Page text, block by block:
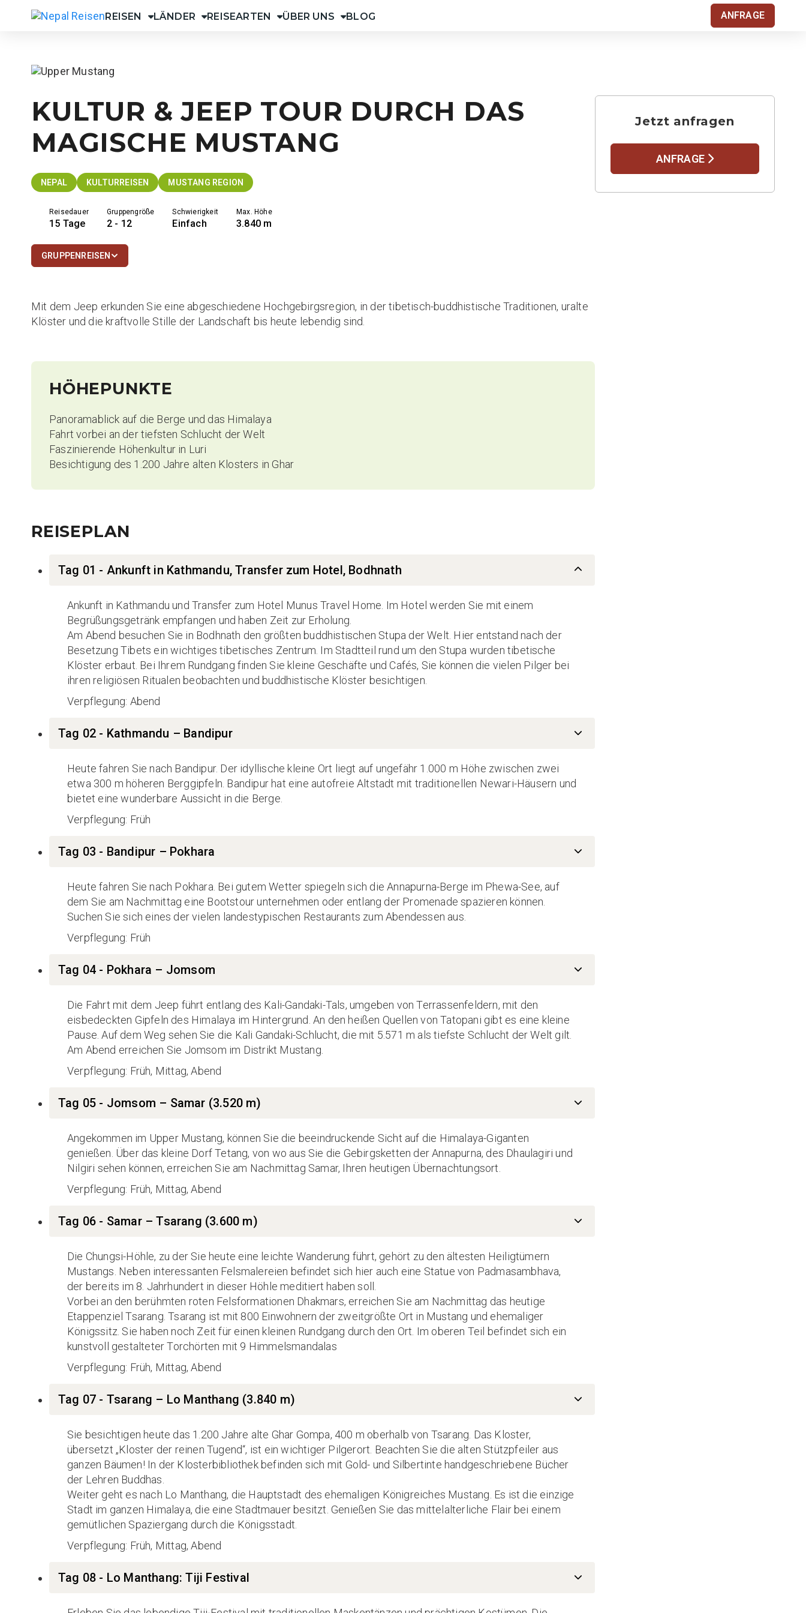
REISEN LÄNDER REISEARTEN ÜBER UNS BLOG ANFRAGE
KULTUR & JEEP TOUR DURCH DAS
MAGISCHE MUSTANG
NEPAL KULTURREISEN MUSTANG REGION
Reisedauer
15 Tage
Gruppengröße
2 - 12
Schwierigkeit
Einfach
Max. Höhe
3.840 m
GRUPPENREISEN
Mit dem Jeep erkunden Sie eine abgeschiedene Hochgebirgsregion, in der tibetisch-buddhistische Traditionen, uralte
Klöster und die kraftvolle Stille der Landschaft bis heute lebendig sind.
HÖHEPUNKTE
Panoramablick auf die Berge und das Himalaya
Fahrt vorbei an der tiefsten Schlucht der Welt
Faszinierende Höhenkultur in Luri
Besichtigung des 1.200 Jahre alten Klosters in Ghar
REISEPLAN
Tag 01 - Ankunft in Kathmandu, Transfer zum Hotel, Bodhnath
Ankunft in Kathmandu und Transfer zum Hotel Munus Travel Home. Im Hotel werden Sie mit einem
Begrüßungsgetränk empfangen und haben Zeit zur Erholung.
Am Abend besuchen Sie in Bodhnath den größten buddhistischen Stupa der Welt. Hier entstand nach der
Besetzung Tibets ein wichtiges tibetisches Zentrum. Im Stadtteil rund um den Stupa wurden tibetische
Klöster erbaut. Bei Ihrem Rundgang finden Sie kleine Geschäfte und Cafés, Sie können die vielen Pilger bei
ihren religiösen Ritualen beobachten und buddhistische Klöster besichtigen.
Verpflegung: Abend
Tag 02 - Kathmandu – Bandipur
Heute fahren Sie nach Bandipur. Der idyllische kleine Ort liegt auf ungefähr 1.000 m Höhe zwischen zwei
etwa 300 m höheren Berggipfeln. Bandipur hat eine autofreie Altstadt mit traditionellen Newari-Häusern und
bietet eine wunderbare Aussicht in die Berge.
Verpflegung: Früh
Tag 03 - Bandipur – Pokhara
Heute fahren Sie nach Pokhara. Bei gutem Wetter spiegeln sich die Annapurna-Berge im Phewa-See, auf
dem Sie am Nachmittag eine Bootstour unternehmen oder entlang der Promenade spazieren können.
Suchen Sie sich eines der vielen landestypischen Restaurants zum Abendessen aus.
Verpflegung: Früh
Tag 04 - Pokhara – Jomsom
Die Fahrt mit dem Jeep führt entlang des Kali-Gandaki-Tals, umgeben von Terrassenfeldern, mit den
eisbedeckten Gipfeln des Himalaya im Hintergrund. An den heißen Quellen von Tatopani gibt es eine kleine
Pause. Auf dem Weg sehen Sie die Kali Gandaki-Schlucht, die mit 5.571 m als tiefste Schlucht der Welt gilt.
Am Abend erreichen Sie Jomsom im Distrikt Mustang.
Verpflegung: Früh, Mittag, Abend
Tag 05 - Jomsom – Samar (3.520 m)
Angekommen im Upper Mustang, können Sie die beeindruckende Sicht auf die Himalaya-Giganten
genießen. Über das kleine Dorf Tetang, von wo aus Sie die Gebirgsketten der Annapurna, des Dhaulagiri und
Nilgiri sehen können, erreichen Sie am Nachmittag Samar, Ihren heutigen Übernachtungsort.
Verpflegung: Früh, Mittag, Abend
Tag 06 - Samar – Tsarang (3.600 m)
Die Chungsi-Höhle, zu der Sie heute eine leichte Wanderung führt, gehört zu den ältesten Heiligtümern
Mustangs. Neben interessanten Felsmalereien befindet sich hier auch eine Statue von Padmasambhava,
der bereits im 8. Jahrhundert in dieser Höhle meditiert haben soll.
Vorbei an den berühmten roten Felsformationen Dhakmars, erreichen Sie am Nachmittag das heutige
Etappenziel Tsarang. Tsarang ist mit 800 Einwohnern der zweitgrößte Ort in Mustang und ehemaliger
Königssitz. Sie haben noch Zeit für einen kleinen Rundgang durch den Ort. Im oberen Teil befindet sich ein
kunstvoll gestalteter Torchörten mit 9 Himmelsmandalas
Verpflegung: Früh, Mittag, Abend
Tag 07 - Tsarang – Lo Manthang (3.840 m)
Sie besichtigen heute das 1.200 Jahre alte Ghar Gompa, 400 m oberhalb von Tsarang. Das Kloster,
übersetzt „Kloster der reinen Tugend“, ist ein wichtiger Pilgerort. Beachten Sie die alten Stützpfeiler aus
ganzen Bäumen! In der Klosterbibliothek befinden sich mit Gold- und Silbertinte handgeschriebene Bücher
der Lehren Buddhas.
Weiter geht es nach Lo Manthang, die Hauptstadt des ehemaligen Königreiches Mustang. Es ist die einzige
Stadt im ganzen Himalaya, die eine Stadtmauer besitzt. Genießen Sie das mittelalterliche Flair bei einem
gemütlichen Spaziergang durch die Königsstadt.
Verpflegung: Früh, Mittag, Abend
Tag 08 - Lo Manthang: Tiji Festival
Jetzt anfragen
ANFRAGE